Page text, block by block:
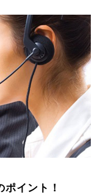
イント！